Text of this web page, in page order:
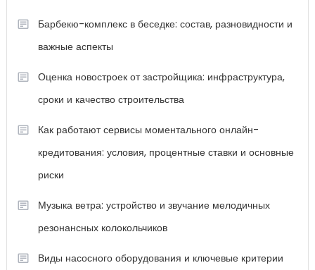
Барбекю-комплекс в беседке: состав, разновидности и
важные аспекты
Оценка новостроек от застройщика: инфраструктура,
сроки и качество строительства
Как работают сервисы моментального онлайн-
кредитования: условия, процентные ставки и основные
риски
Музыка ветра: устройство и звучание мелодичных
резонансных колокольчиков
Виды насосного оборудования и ключевые критерии